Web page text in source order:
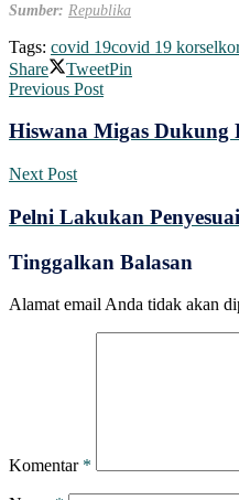
Sumber: Republika
Tags: covid 19covid 19 korsel
Share
TweetPin
Previous Post
Hiswana Migas Dukung
Next Post
Pelni Lakukan
Tinggalkan Balasan
Alamat email Anda tidak akan
Komentar *